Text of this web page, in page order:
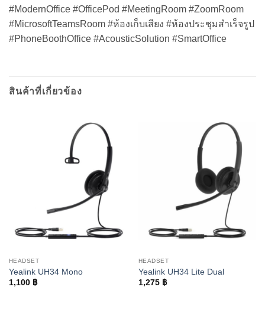
#ModernOffice #OfficePod #MeetingRoom #ZoomRoom
#MicrosoftTeamsRoom #ห้องเก็บเสียง #ห้องประชุมสำเร็จรูป
#PhoneBoothOffice #AcousticSolution #SmartOffice
สินค้าที่เกี่ยวข้อง
HEADSET
Yealink UH34 Mono
1,100 ฿
HEADSET
Yealink UH34 Lite Dual
1,275 ฿